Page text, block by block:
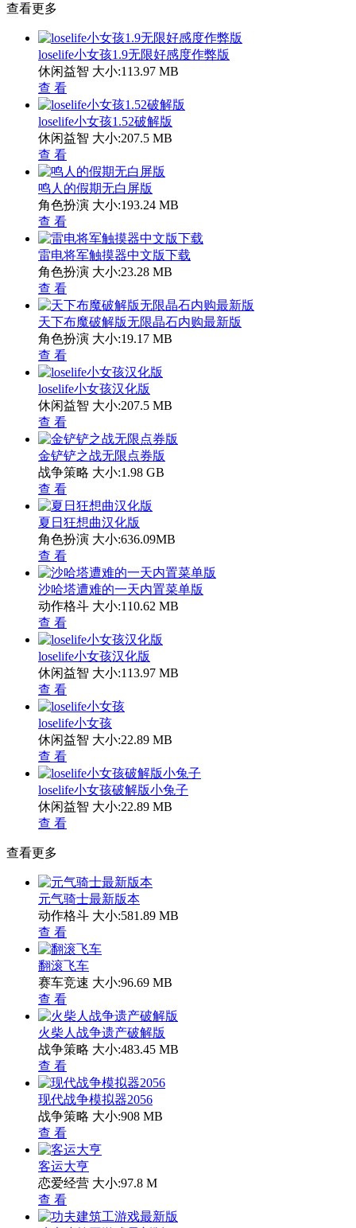
查看更多
loselife小女孩1.9无限好感度作弊版
休闲益智 大小:113.97 MB
查 看
loselife小女孩1.52破解版
休闲益智 大小:207.5 MB
查 看
鸣人的假期无白屏版
角色扮演 大小:193.24 MB
查 看
雷电将军触摸器中文版下载
角色扮演 大小:23.28 MB
查 看
天下布魔破解版无限晶石内购最新版
角色扮演 大小:19.17 MB
查 看
loselife小女孩汉化版
休闲益智 大小:207.5 MB
查 看
金铲铲之战无限点券版
战争策略 大小:1.98 GB
查 看
夏日狂想曲汉化版
角色扮演 大小:636.09MB
查 看
沙哈塔遭难的一天内置菜单版
动作格斗 大小:110.62 MB
查 看
loselife小女孩汉化版
休闲益智 大小:113.97 MB
查 看
loselife小女孩
休闲益智 大小:22.89 MB
查 看
loselife小女孩破解版小兔子
休闲益智 大小:22.89 MB
查 看
查看更多
元气骑士最新版本
动作格斗 大小:581.89 MB
查 看
翻滚飞车
赛车竞速 大小:96.69 MB
查 看
火柴人战争遗产破解版
战争策略 大小:483.45 MB
查 看
现代战争模拟器2056
战争策略 大小:908 MB
查 看
客运大亨
恋爱经营 大小:97.8 M
查 看